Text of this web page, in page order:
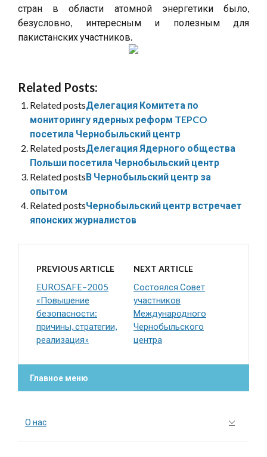
стран в области атомной энергетики было,
безусловно, интересным и полезным для
пакистанских участников.
Related Posts:
Related postsДелегация Комитета по
мониторингу ядерных реформ TEPCO
посетила Чернобыльский центр
Related postsДелегация Ядерного общества
Польши посетила Чернобыльский центр
Related postsВ Чернобыльский центр за
опытом
Related postsЧернобыльский центр встречает
японских журналистов
PREVIOUS ARTICLE
EUROSAFE–2005
«Повышение
безопасности:
причины, стратегии,
реализация»
NEXT ARTICLE
Состоялся Совет
участников
Международного
Чернобыльского
центра
Главное меню
О нас